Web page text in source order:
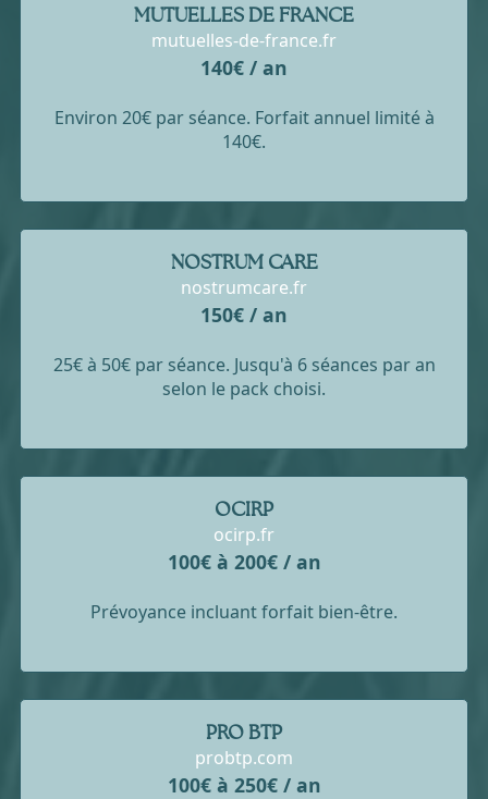
MUTUELLES DE FRANCE
mutuelles-de-france.fr
140€ / an
Environ 20€ par séance. Forfait annuel limité à
140€.
NOSTRUM CARE
nostrumcare.fr
150€ / an
25€ à 50€ par séance. Jusqu'à 6 séances par an
selon le pack choisi.
OCIRP
ocirp.fr
100€ à 200€ / an
Prévoyance incluant forfait bien-être.
PRO BTP
probtp.com
100€ à 250€ / an